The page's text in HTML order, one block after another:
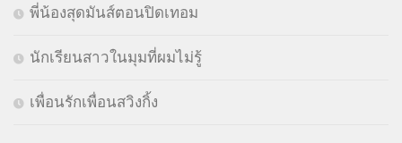
พี่น้องสุดมันส์ตอนปิดเทอม
นักเรียนสาวในมุมที่ผมไม่รู้
เพื่อนรักเพื่อนสวิงกิ้ง